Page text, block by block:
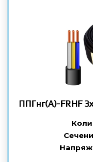
ППГнг(А)-FRHF